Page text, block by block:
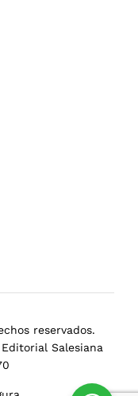
reservados.
Salesiana